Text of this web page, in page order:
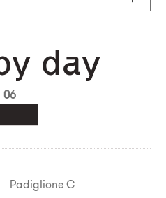
day
06
Padiglione C